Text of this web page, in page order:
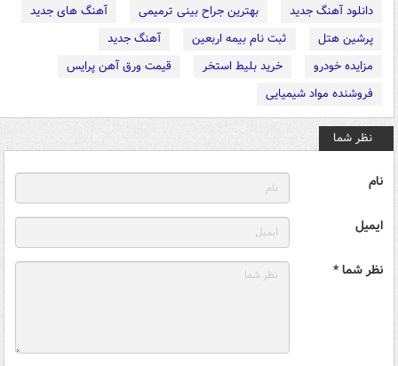
دانلود آهنگ جدید
بهترین جراح بینی ترمیمی
آهنگ های جدید
پرشین هتل
ثبت نام بیمه اربعین
آهنگ جدید
مزایده خودرو
خرید بلیط استخر
قیمت ورق آهن پرایس
فروشنده مواد شیمیایی
نظر شما
نام
ایمیل
نظر شما *